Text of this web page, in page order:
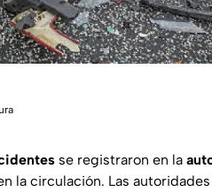
se registraron en la
la circulación. Las autoridades